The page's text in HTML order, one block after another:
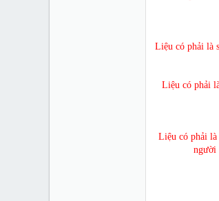
Liệu có phải là
Liệu có phải
Liệu có phải là
người